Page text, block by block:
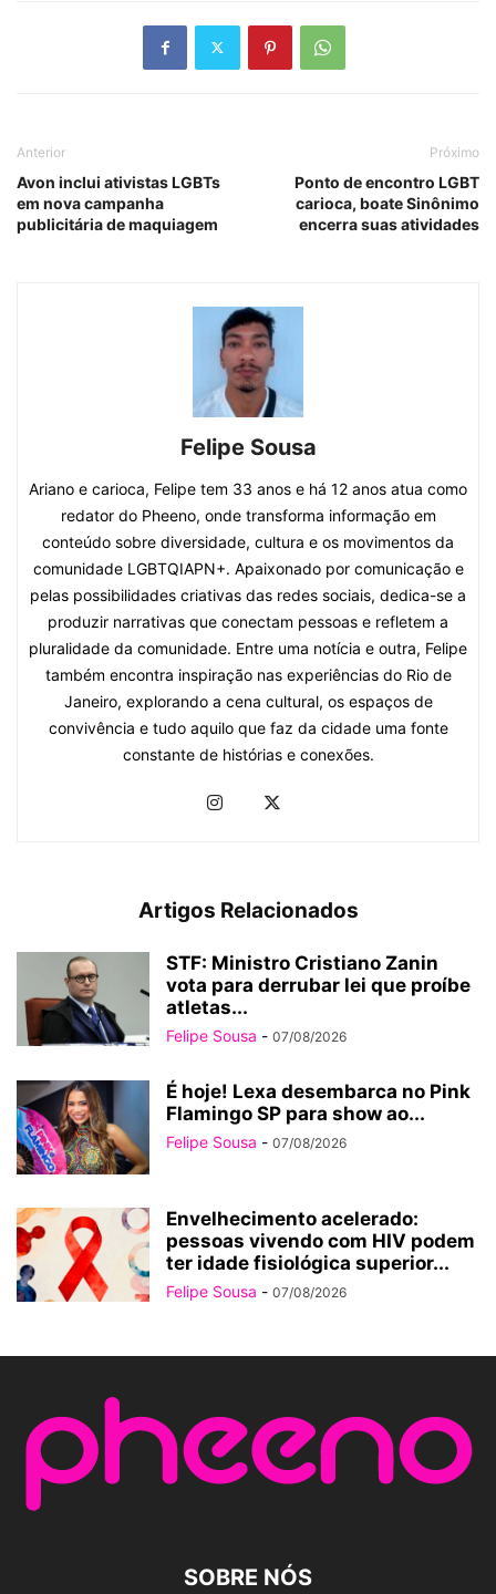
Anterior
Avon inclui ativistas LGBTs
em nova campanha
publicitária de maquiagem
Próximo
Ponto de encontro LGBT
carioca, boate Sinônimo
encerra suas atividades
Felipe Sousa
Ariano e carioca, Felipe tem 33 anos e há 12 anos atua como
redator do Pheeno, onde transforma informação em
conteúdo sobre diversidade, cultura e os movimentos da
comunidade LGBTQIAPN+. Apaixonado por comunicação e
pelas possibilidades criativas das redes sociais, dedica-se a
produzir narrativas que conectam pessoas e refletem a
pluralidade da comunidade. Entre uma notícia e outra, Felipe
também encontra inspiração nas experiências do Rio de
Janeiro, explorando a cena cultural, os espaços de
convivência e tudo aquilo que faz da cidade uma fonte
constante de histórias e conexões.
Artigos Relacionados
STF: Ministro Cristiano Zanin
vota para derrubar lei que proíbe
atletas...
Felipe Sousa - 07/08/2026
É hoje! Lexa desembarca no Pink
Flamingo SP para show ao...
Felipe Sousa - 07/08/2026
Envelhecimento acelerado:
pessoas vivendo com HIV podem
ter idade fisiológica superior...
Felipe Sousa - 07/08/2026
SOBRE NÓS